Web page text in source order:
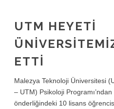
UTM HEYETİ
ETTİ
Malezya Teknoloji Üniversitesi
– UTM) Psikoloji
önderliğindeki 10 lisans